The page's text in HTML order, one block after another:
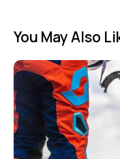
You May Also